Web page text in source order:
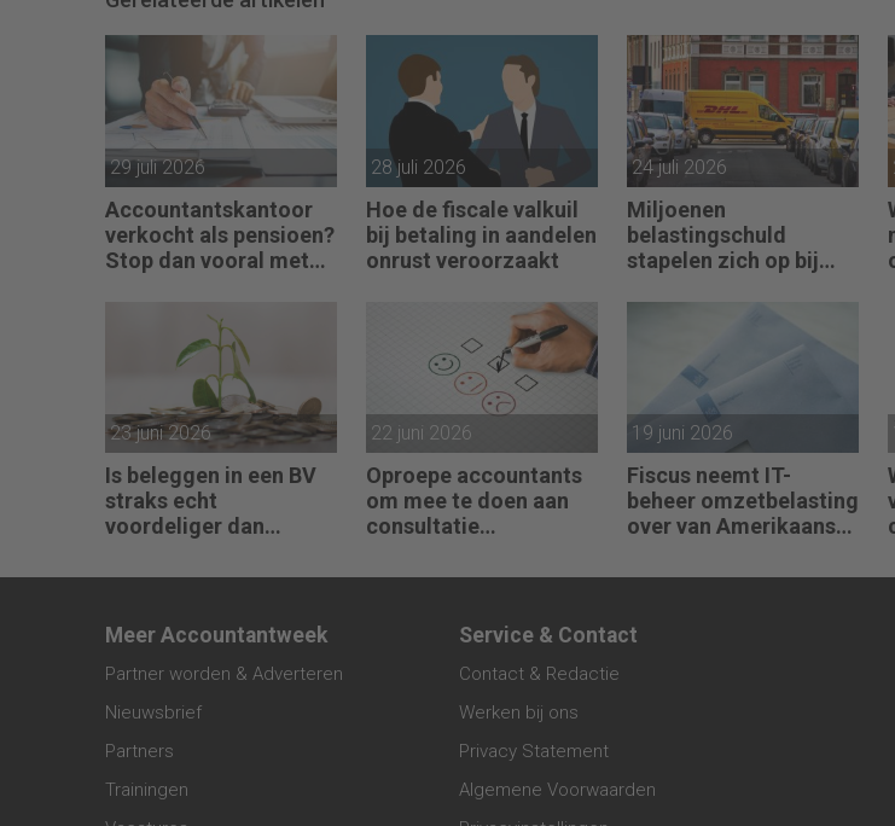
29 juli 2026
Accountantskantoor
verkocht als pensioen?
Stop dan vooral met
28 juli 2026
Hoe de fiscale valkuil
bij betaling in aandelen
onrust veroorzaakt
24 juli 2026
Miljoenen
belastingschuld
stapelen zich op bij
pakketkoeriers
23 juni 2026
Is beleggen in een BV
straks echt
voordeliger dan
3?
22 juni 2026
Oproepe accountants
om mee te doen aan
consultatie
19 juni 2026
Fiscus neemt IT-
beheer omzetbelasting
over van Amerikaans
Meer Accountantweek
Partner worden & Adverteren
Nieuwsbrief
Partners
Trainingen
Service & Contact
Contact & Redactie
Werken bij ons
Privacy Statement
Algemene Voorwaarden